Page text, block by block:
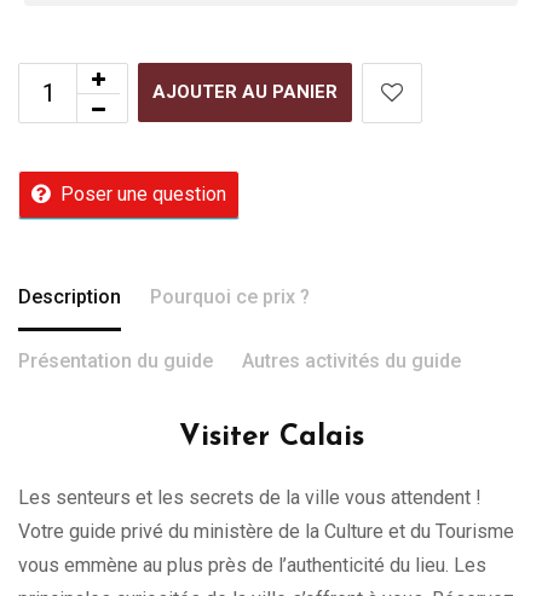
AJOUTER AU PANIER
Poser une question
Description Pourquoi ce prix ?
Présentation du guide Autres activités du guide
Visiter Calais
Les senteurs et les secrets de la ville vous attendent !
Votre guide privé du ministère de la Culture et du Tourisme
vous emmène au plus près de l’authenticité du lieu. Les